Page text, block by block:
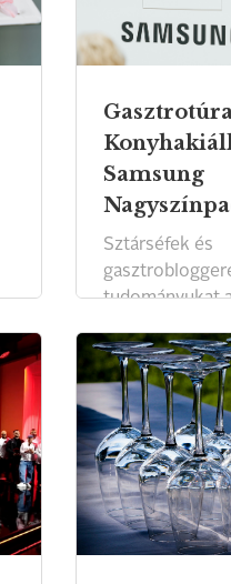
Samsung
Sztárséfek és
tudományukat